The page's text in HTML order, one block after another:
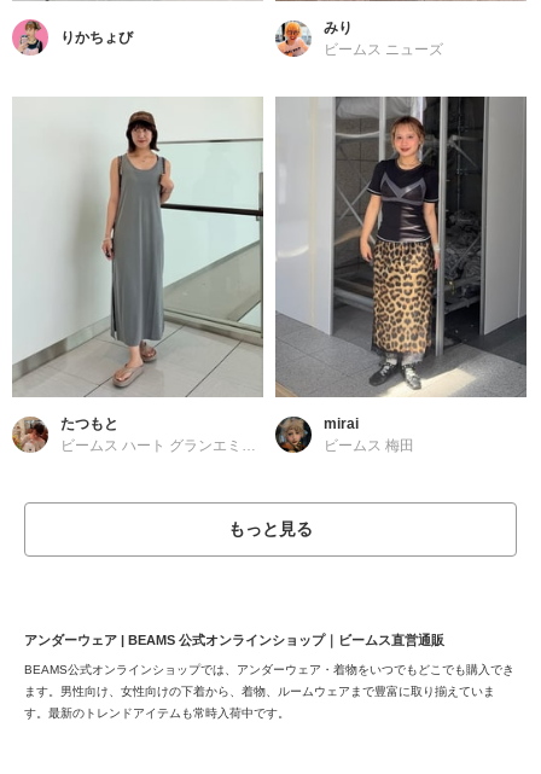
りかちょび
みり
ビームス ニューズ
たつもと
ビームス ハート グランエミオ所沢
mirai
ビームス 梅田
もっと見る
アンダーウェア | BEAMS 公式オンラインショップ｜ビームス直営通販
BEAMS公式オンラインショップでは、アンダーウェア・着物をいつでもどこでも購入でき
ます。男性向け、女性向けの下着から、着物、ルームウェアまで豊富に取り揃えていま
す。最新のトレンドアイテムも常時入荷中です。